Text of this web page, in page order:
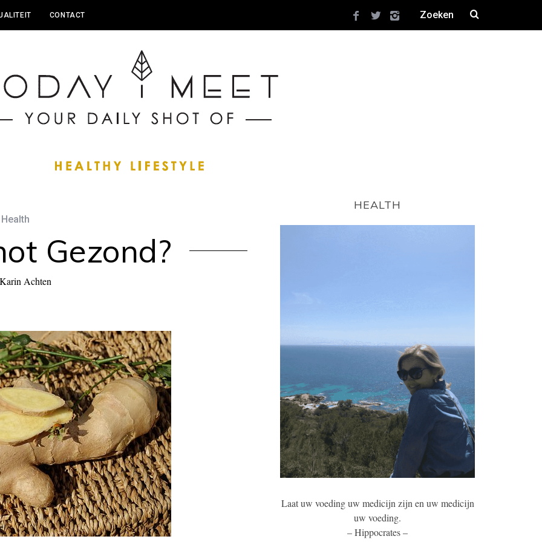
CONTACT
Health
Gezond?
Karin Achten
HEALTH
Laat uw voeding uw medicijn zijn en uw medicijn
uw voeding.
– Hippocrates –